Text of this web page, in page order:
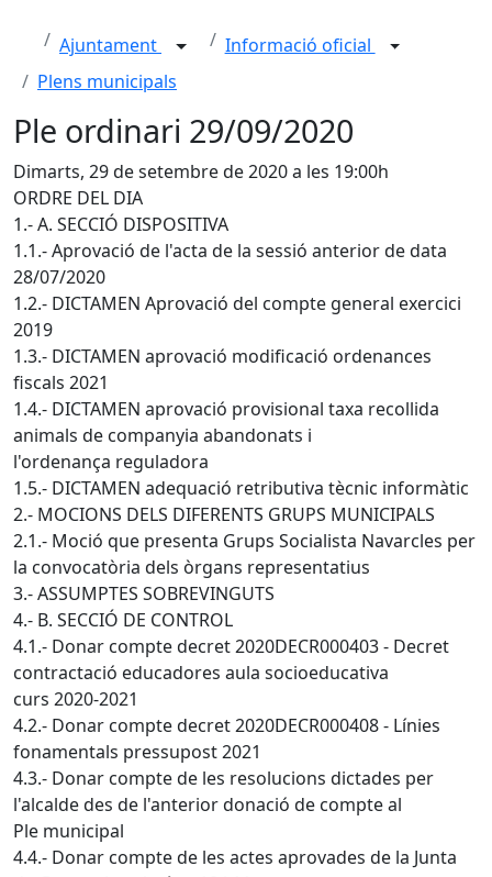
Ajuntament
Informació oficial
Plens municipals
Ple ordinari 29/09/2020
Dimarts, 29 de setembre de 2020 a les 19:00h
ORDRE DEL DIA
1.- A. SECCIÓ DISPOSITIVA
1.1.- Aprovació de l'acta de la sessió anterior de data
28/07/2020
1.2.- DICTAMEN Aprovació del compte general exercici
2019
1.3.- DICTAMEN aprovació modificació ordenances
fiscals 2021
1.4.- DICTAMEN aprovació provisional taxa recollida
animals de companyia abandonats i
l'ordenança reguladora
1.5.- DICTAMEN adequació retributiva tècnic informàtic
2.- MOCIONS DELS DIFERENTS GRUPS MUNICIPALS
2.1.- Moció que presenta Grups Socialista Navarcles per
la convocatòria dels òrgans representatius
3.- ASSUMPTES SOBREVINGUTS
4.- B. SECCIÓ DE CONTROL
4.1.- Donar compte decret 2020DECR000403 - Decret
contractació educadores aula socioeducativa
curs 2020-2021
4.2.- Donar compte decret 2020DECR000408 - Línies
fonamentals pressupost 2021
4.3.- Donar compte de les resolucions dictades per
l'alcalde des de l'anterior donació de compte al
Ple municipal
4.4.- Donar compte de les actes aprovades de la Junta